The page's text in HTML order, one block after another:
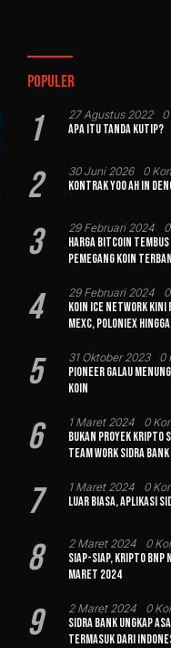
Profil Nusantara Beat
Populer
1 27 Agustus 2022 0
Apa Itu Tanda Kutip?
2 30 Juni 2026 0
Kontrak Yoo Ah In
3 29 Februari 2024
Harga Bitcoin
Pemegang Koin
4 29 Februari 2024
Koin Ice Network
MEXC, Poloniex
5 31 Oktober 2023 0
Pioneer Galau
Koin
6 1 Maret 2024 0
Bukan Proyek Kripto
Team Work Sidra Bank
7 1 Maret 2024 0
Luar Biasa, Aplikasi
8 2 Maret 2024 0
Siap-siap, Kripto
Maret 2024
9 2 Maret 2024 0
Sidra Bank Ungkap
Termasuk dari